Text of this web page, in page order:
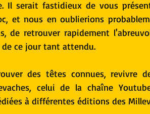
Il serait fastidieux de vous
et nous en oublierions
de retrouver rapidement
ce jour tant attendu.
des têtes connues, revivre
celui de la chaîne
à différentes éditions des